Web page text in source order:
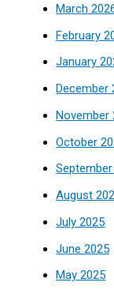
March
February
January
December
November
October
August
July 2025
June 2025
May 2025